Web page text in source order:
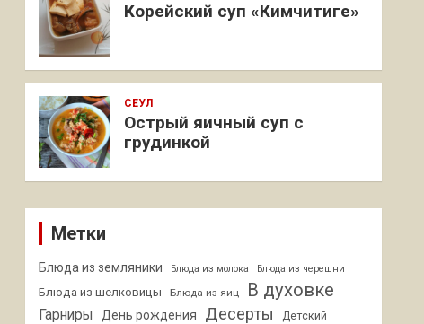
Корейский суп «Кимчитиге»
СЕУЛ
Острый яичный суп с
грудинкой
Метки
Блюда из земляники Блюда из молока Блюда из черешни
Блюда из шелковицы Блюда из яиц В духовке
Гарниры День рождения Десерты
Детский